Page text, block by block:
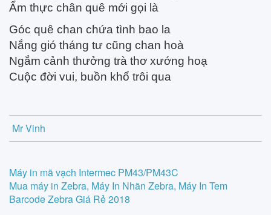
Ẩm thực chân quê mới gọi là
Góc quê chan chứa tình bao la
Nắng gió tháng tư cũng chan hoà
Ngắm cảnh thưởng trà thơ xướng hoạ
Cuộc đời vui, buồn khổ trôi qua
Mr Vinh
Post
navigation
Máy in mã vạch Intermec PM43/PM43C
Mua máy in Zebra, Máy In Nhãn Zebra, Máy In Tem
Barcode Zebra Giá Rẻ 2018